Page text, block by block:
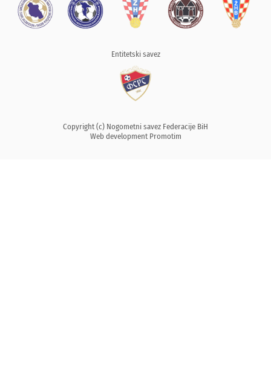
Entitetski savez
Copyright (c) Nogometni savez Federacije BiH
Web development Promotim